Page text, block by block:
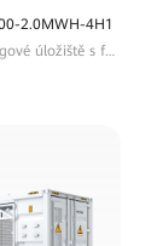
2.0MWH-4H1
Inteligentní stringové úložiště s funkcí grid forming